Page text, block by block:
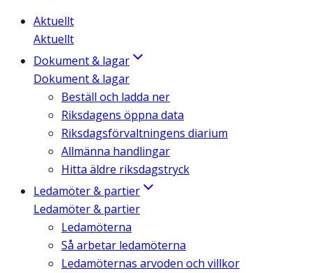
Aktuellt
Aktuellt
Dokument & lagar
Dokument & lagar
Beställ och ladda ner
Riksdagens öppna data
Riksdagsförvaltningens diarium
Allmänna handlingar
Hitta äldre riksdagstryck
Ledamöter & partier
Ledamöter & partier
Ledamöterna
Så arbetar ledamöterna
Ledamöternas arvoden och villkor